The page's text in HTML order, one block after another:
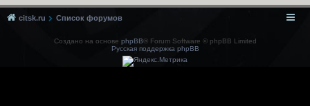
citsk.ru Список форумов
Создано на основе phpBB® Forum Software © phpBB Limited
Русская поддержка phpBB